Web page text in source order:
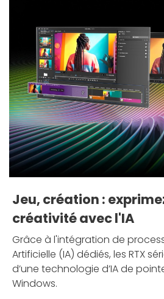
Jeu, création :
créativité avec l'IA
Grâce à l'intégration de
Artificielle (IA) dédiés, les RTX
d’une technologie d’IA de
Windows.